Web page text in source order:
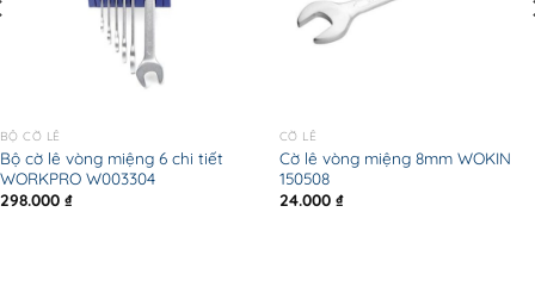
BỘ CỜ LÊ
Bộ cờ lê vòng miệng 6 chi tiết
WORKPRO W003304
298.000 ₫
CỜ LÊ
Cờ lê vòng miệng 8mm WOKIN
150508
24.000 ₫